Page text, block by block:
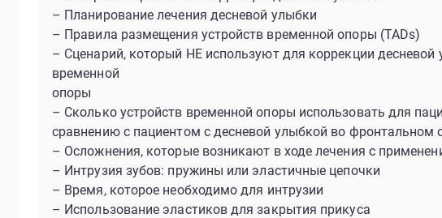
– Планирование лечения десневой улыбки
– Правила размещения устройств временной опоры (TADs)
– Сценарий, который НЕ используют для коррекции десневой
временной
опоры
– Сколько устройств временной опоры использовать для
сравнению с пациентом с десневой улыбкой во фронтальном
– Осложнения, которые возникают в ходе лечения с
– Интрузия зубов: пружины или эластичные цепочки
– Время, которое необходимо для интрузии
– Использование эластиков для закрытия прикуса